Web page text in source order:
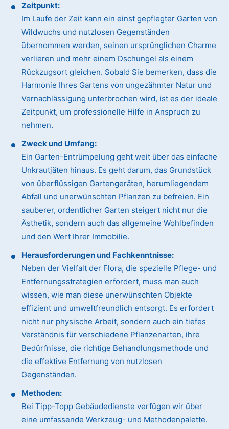
Zeitpunkt:
Im Laufe der Zeit kann ein einst gepflegter Garten von
Wildwuchs und nutzlosen Gegenständen
übernommen werden, seinen ursprünglichen Charme
verlieren und mehr einem Dschungel als einem
Rückzugsort gleichen. Sobald Sie bemerken, dass die
Harmonie Ihres Gartens von ungezähmter Natur und
Vernachlässigung unterbrochen wird, ist es der ideale
Zeitpunkt, um professionelle Hilfe in Anspruch zu
nehmen.
Zweck und Umfang:
Ein Garten-Entrümpelung geht weit über das einfache
Unkrautjäten hinaus. Es geht darum, das Grundstück
von überflüssigen Gartengeräten, herumliegendem
Abfall und unerwünschten Pflanzen zu befreien. Ein
sauberer, ordentlicher Garten steigert nicht nur die
Ästhetik, sondern auch das allgemeine Wohlbefinden
und den Wert Ihrer Immobilie.
Herausforderungen und Fachkenntnisse:
Neben der Vielfalt der Flora, die spezielle Pflege- und
Entfernungsstrategien erfordert, muss man auch
wissen, wie man diese unerwünschten Objekte
effizient und umweltfreundlich entsorgt. Es erfordert
nicht nur physische Arbeit, sondern auch ein tiefes
Verständnis für verschiedene Pflanzenarten, ihre
Bedürfnisse, die richtige Behandlungsmethode und
die effektive Entfernung von nutzlosen
Gegenständen.
Methoden:
Bei Tipp-Topp Gebäudedienste verfügen wir über
eine umfassende Werkzeug- und Methodenpalette.